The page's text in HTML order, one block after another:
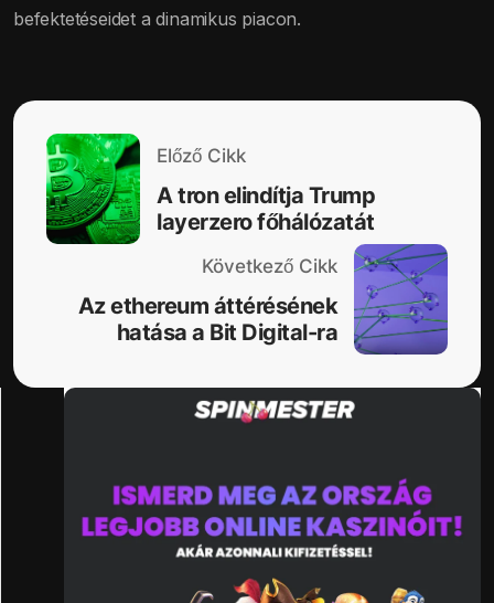
befektetéseidet a dinamikus piacon.
Előző Cikk
A tron elindítja Trump
layerzero főhálózatát
Következő Cikk
Az ethereum áttérésének
hatása a Bit Digital-ra